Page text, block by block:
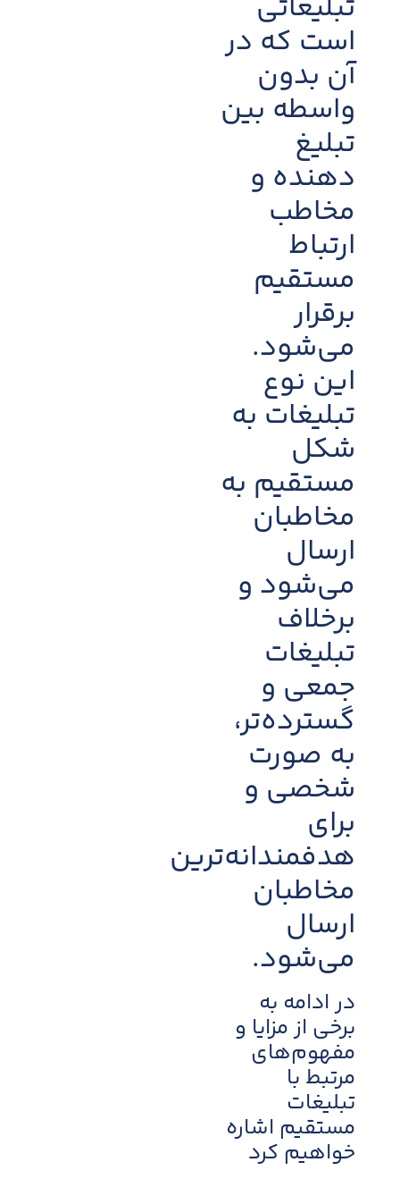
تبلیغاتی
است که در
آن بدون
واسطه بین
تبلیغ
دهنده و
مخاطب
ارتباط
مستقیم
برقرار
می‌شود.
این نوع
تبلیغات به
شکل
مستقیم به
مخاطبان
ارسال
می‌شود و
برخلاف
تبلیغات
جمعی و
گسترده‌تر،
به صورت
شخصی و
برای
هدفمندانه‌ترین
مخاطبان
ارسال
می‌شود.
در ادامه به
برخی از مزایا و
مفهوم‌های
مرتبط با
تبلیغات
مستقیم اشاره
خواهیم کرد